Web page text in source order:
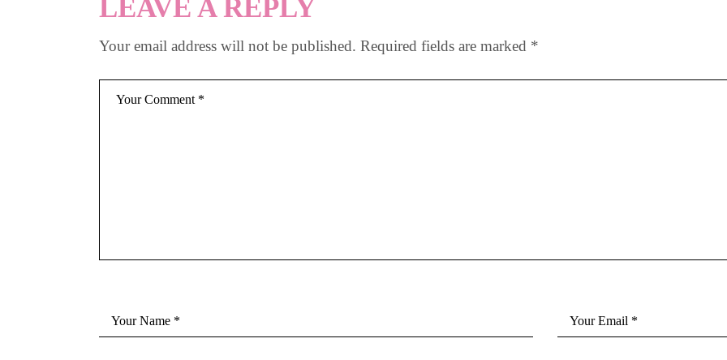
LEAVE A REPLY
Your email address will not be published. Required fields are marked *